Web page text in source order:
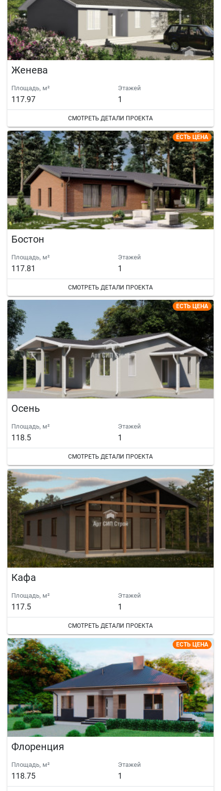
Женева
Площадь, м²
117.97
Этажей
1
СМОТРЕТЬ ДЕТАЛИ ПРОЕКТА
ЕСТЬ ЦЕНА
Бостон
Площадь, м²
117.81
Этажей
1
СМОТРЕТЬ ДЕТАЛИ ПРОЕКТА
ЕСТЬ ЦЕНА
Осень
Площадь, м²
118.5
Этажей
1
СМОТРЕТЬ ДЕТАЛИ ПРОЕКТА
Кафа
Площадь, м²
117.5
Этажей
1
СМОТРЕТЬ ДЕТАЛИ ПРОЕКТА
ЕСТЬ ЦЕНА
Флоренция
Площадь, м²
118.75
Этажей
1